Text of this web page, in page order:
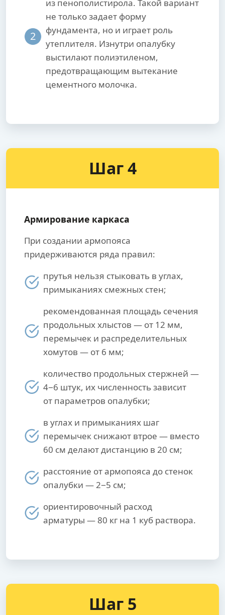
2
из пенополистирола. Такой вариант
не только задает форму
фундамента, но и играет роль
утеплителя. Изнутри опалубку
выстилают полиэтиленом,
предотвращающим вытекание
цементного молочка.
Шаг 4
Армирование каркаса
При создании армопояса
придерживаются ряда правил:
прутья нельзя стыковать в углах,
примыканиях смежных стен;
рекомендованная площадь сечения
продольных хлыстов — от 12 мм,
перемычек и распределительных
хомутов — от 6 мм;
количество продольных стержней —
4−6 штук, их численность зависит
от параметров опалубки;
в углах и примыканиях шаг
перемычек снижают втрое — вместо
60 см делают дистанцию в 20 см;
расстояние от армопояса до стенок
опалубки — 2−5 см;
ориентировочный расход
арматуры — 80 кг на 1 куб раствора.
Шаг 5